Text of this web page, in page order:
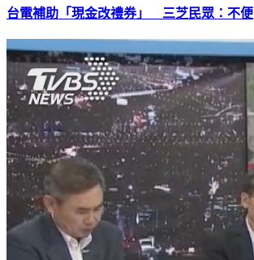
台電補助「現金改禮券」 三芝民眾：不便